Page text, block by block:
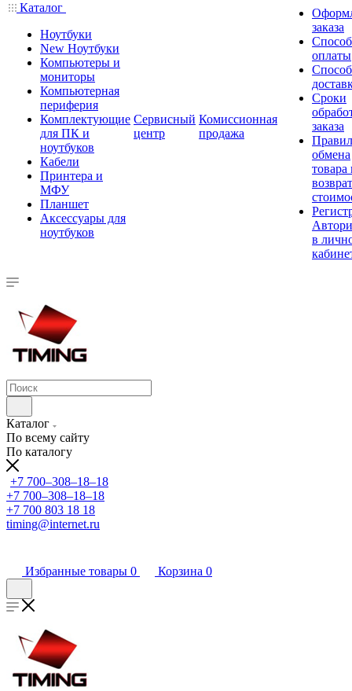
Каталог
Ноутбуки
New Ноутбуки
Компьютеры и
мониторы
Компьютерная
периферия
Комплектующие
для ПК и
ноутбуков
Кабели
Принтера и
МФУ
Планшет
Аксессуары для
ноутбуков
Сервисный
центр
Комиссионная
продажа
заказа
оплаты
Сроки
заказа
обмена
товара
в
Каталог
По всему сайту
По каталогу
+7 700‒308‒18‒18
+7 700‒308‒18‒18
+7 700 803 18 18
timing@internet.ru
Избранные товары 0 Корзина 0